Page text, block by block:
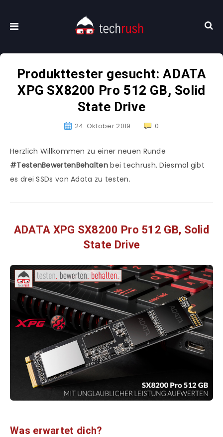
Produkttester gesucht: ADATA
XPG SX8200 Pro 512 GB, Solid
State Drive
24. Oktober 2019 0
Herzlich Willkommen zu einer neuen Runde
#TestenBewertenBehaltenbei techrush. Diesmal gibt
es drei SSDs von Adata zu testen.
ADATA XPG SX8200 Pro 512 GB, Solid
State Drive
Was erwartet dich?